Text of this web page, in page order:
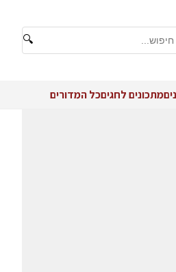
🔍
מתכונים לחגיםכל המדורים